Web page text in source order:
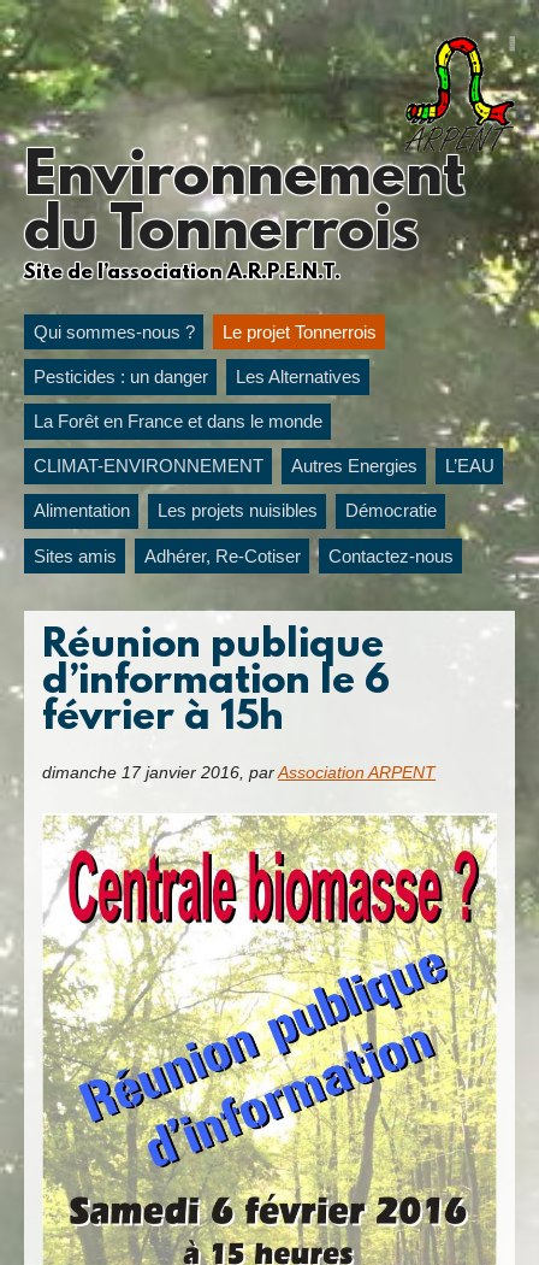
Environnement
du Tonnerrois
Site de l’association A.R.P.E.N.T.
Qui sommes-nous ? Le projet Tonnerrois
Pesticides : un danger Les Alternatives
La Forêt en France et dans le monde
CLIMAT-ENVIRONNEMENT Autres Energies L’EAU
Alimentation Les projets nuisibles Démocratie
Sites amis Adhérer, Re-Cotiser Contactez-nous
Réunion publique
d’information le 6
février à 15h
dimanche 17 janvier 2016,parAssociation ARPENT